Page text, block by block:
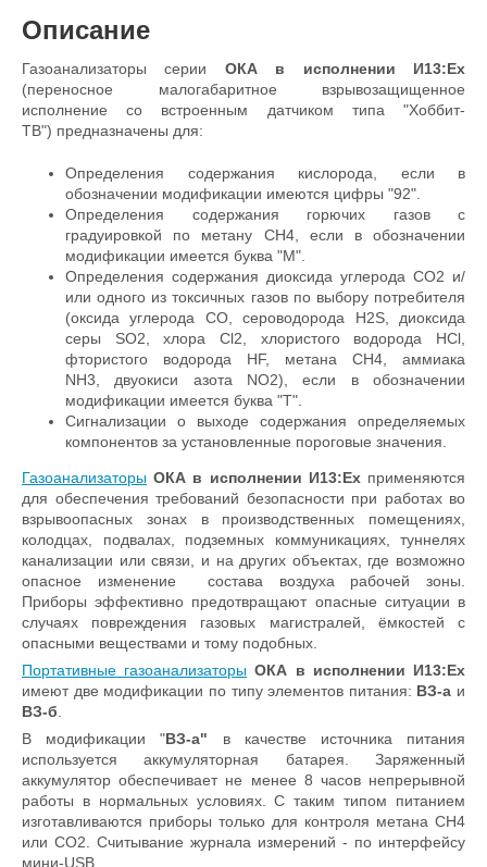
Описание
Газоанализаторы серии ОКА в исполнении И13:Ex
(переносное малогабаритное взрывозащищенное
исполнение со встроенным датчиком типа "Хоббит-
ТВ") предназначены для:
Определения содержания кислорода, если в
обозначении модификации имеются цифры "92".
Определения содержания горючих газов с
градуировкой по метану CH4, если в обозначении
модификации имеется буква "М".
Определения содержания диоксида углерода CO2 и/
или одного из токсичных газов по выбору потребителя
(оксида углерода СО, сероводорода H2S, диоксида
серы SO2, хлора Cl2, хлористого водорода HCl,
фтористого водорода HF, метана CH4, аммиака
NH3, двуокиси азота NO2), если в обозначении
модификации имеется буква "Т".
Сигнализации о выходе содержания определяемых
компонентов за установленные пороговые значения.
Газоанализаторы ОКА в исполнении И13:Ex применяются
для обеспечения требований безопасности при работах во
взрывоопасных зонах в производственных помещениях,
колодцах, подвалах, подземных коммуникациях, туннелях
канализации или связи, и на других объектах, где возможно
опасное изменение состава воздуха рабочей зоны.
Приборы эффективно предотвращают опасные ситуации в
случаях повреждения газовых магистралей, ёмкостей с
опасными веществами и тому подобных.
Портативные газоанализаторы ОКА в исполнении И13:Ex
имеют две модификации по типу элементов питания: ВЗ-а и
ВЗ-б
В модификации "ВЗ-а" в качестве источника питания
используется аккумуляторная батарея. Заряженный
аккумулятор обеспечивает не менее 8 часов непрерывной
работы в нормальных условиях. С таким типом питанием
изготавливаются приборы только для контроля метана CH4
или CO2. Считывание журнала измерений - по интерфейсу
мини-USB.